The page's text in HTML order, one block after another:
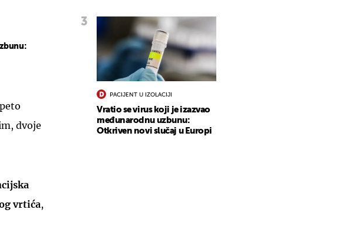
dvoje
vrtića,
PACIJENT U IZOLACIJI
Vratio se virus koji je izazvao
međunarodnu uzbunu:
Otkriven novi slučaj u Europi